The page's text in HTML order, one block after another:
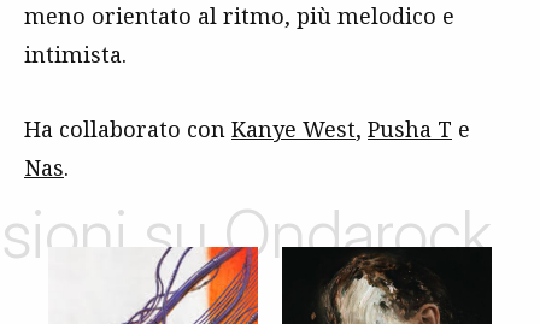
meno orientato al ritmo, più melodico e
intimista.
Ha collaborato con Kanye West, Pusha T e
Nas.
su Ondarock